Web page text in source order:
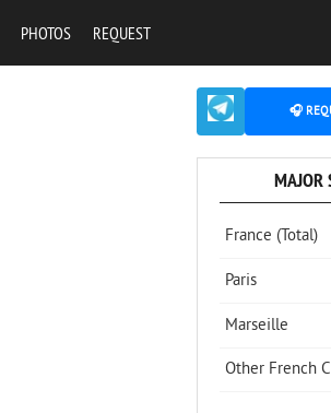
PHOTOS REQUEST
🎧
MAJOR
France (Total)
Paris
Marseille
Other French